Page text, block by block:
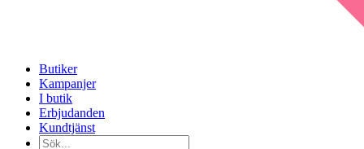
Butiker
Kampanjer
I butik
Erbjudanden
Kundtjänst
Sök...